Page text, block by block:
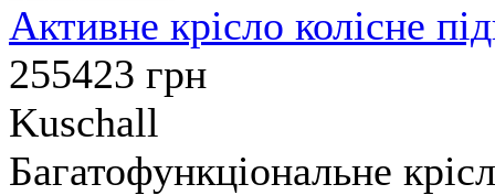
Активне крісло колісне
255423 грн
Kuschall
Багатофункціональне